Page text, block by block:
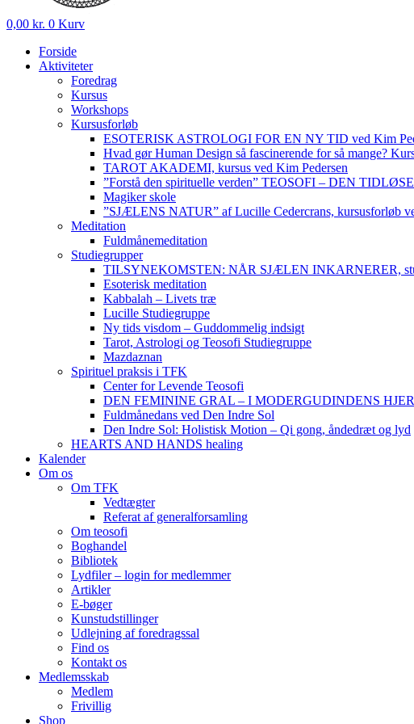
0,00 kr. 0 Kurv
Forside
Aktiviteter
Foredrag
Kursus
Workshops
Kursusforløb
ESOTERISK ASTROLOGI FOR EN NY TID ved Kim
Hvad gør Human Design så fascinerende for så mange?
TAROT AKADEMI, kursus ved Kim Pedersen
”Forstå den spirituelle verden” TEOSOFI – DEN
Magiker skole
”SJÆLENS NATUR” af Lucille Cedercrans, kursusforløb
Meditation
Fuldmånemeditation
Studiegrupper
TILSYNEKOMSTEN: NÅR SJÆLEN INKARNERER,
Esoterisk meditation
Kabbalah – Livets træ
Lucille Studiegruppe
Ny tids visdom – Guddommelig indsigt
Tarot, Astrologi og Teosofi Studiegruppe
Mazdaznan
Spirituel praksis i TFK
Center for Levende Teosofi
DEN FEMININE GRAL – I MODERGUDINDENS
Fuldmånedans ved Den Indre Sol
Den Indre Sol: Holistisk Motion – Qi gong, åndedræt og lyd
HEARTS AND HANDS healing
Kalender
Om os
Om TFK
Vedtægter
Referat af generalforsamling
Om teosofi
Boghandel
Bibliotek
Lydfiler – login for medlemmer
Artikler
E-bøger
Kunstudstillinger
Udlejning af foredragssal
Find os
Kontakt os
Medlemsskab
Medlem
Frivillig
Shop